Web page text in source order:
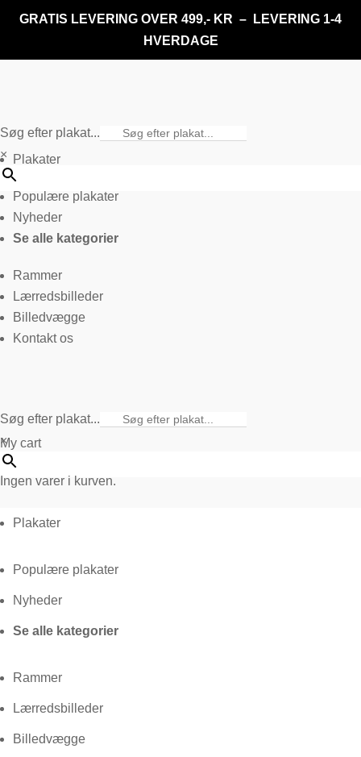
GRATIS LEVERING OVER 499,- KR – LEVERING 1-4
HVERDAGE
Søg efter plakat...
× Plakater
Populære plakater
Nyheder
Se alle kategorier
Rammer
Lærredsbilleder
Billedvægge
Kontakt os
Søg efter plakat...
×
My cart
Ingen varer i kurven.
Plakater
Populære plakater
Nyheder
Se alle kategorier
Rammer
Lærredsbilleder
Billedvægge